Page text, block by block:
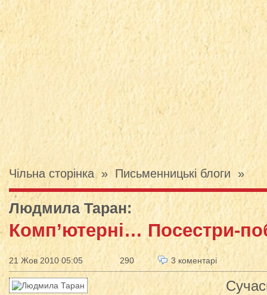
Чільна сторінка» Письменницькі блоги »
Людмила Таран:
Комп’ютерні… Посестри-
21 Жов 2010 05:05 290 3 коментарі